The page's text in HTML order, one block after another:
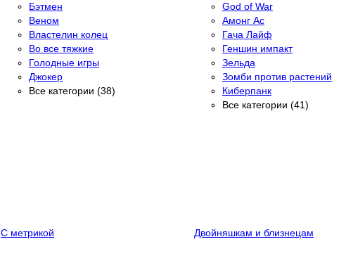
Бэтмен
Веном
Властелин колец
Во все тяжкие
Голодные игры
Джокер
Все категории (38)
God of War
Амонг Ас
Гача Лайф
Геншин импакт
Зельда
Зомби против растений
Киберпанк
Все категории (41)
С метрикой Двойняшкам и близнецам